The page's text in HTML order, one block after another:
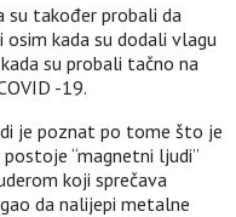
su također probali da
osim kada su dodali vlagu
su probali tačno na
-19.
je poznat po tome što je
“magnetni ljudi”
koji sprečava
da nalijepi metalne